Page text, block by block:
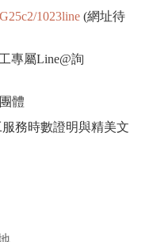
1023line (網址待
專屬Line@詢
體
務時數證明與精美文